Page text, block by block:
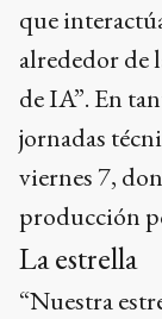
que
alrededor de
de IA”. En
jornadas
viernes 7,
producción
La estrella
“Nuestra